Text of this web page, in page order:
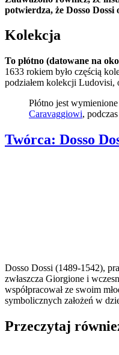
potwierdza, że Dosso Dossi
Kolekcja
To płótno (datowane na
1633 rokiem było częścią
podziałem kolekcji Ludovisi,
Płótno jest
Caravaggiowi,
Twórca: Dosso
Dosso Dossi (1489-1542),
zwłaszcza Giorgione i
współpracował ze swoim
symbolicznych założeń w
Przeczytaj